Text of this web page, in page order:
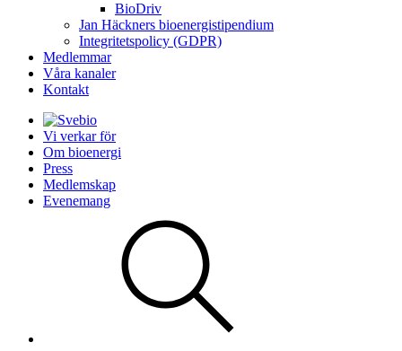
BioDriv
Jan Häckners bioenergistipendium
Integritetspolicy (GDPR)
Medlemmar
Våra kanaler
Kontakt
Vi verkar för
Om bioenergi
Press
Medlemskap
Evenemang